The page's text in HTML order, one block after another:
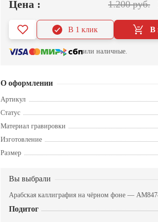
Цена : 1.200 руб.
В
В 1 клик
или наличные.
О оформлении
Артикул
Статус
Материал гравировки
Изготовление
Размер
Вы выбрали
Арабская каллиграфия на чёрном фоне —
Подитог